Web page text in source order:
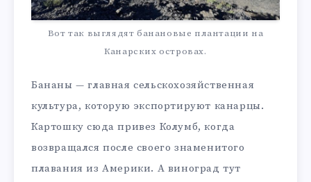
Вот так выглядят банановые плантации на
Канарских островах.
Бананы — главная сельскохозяйственная
культура, которую экспортируют канарцы.
Картошку сюда привез Колумб, когда
возвращался после своего знаменитого
плавания из Америки. А виноград тут